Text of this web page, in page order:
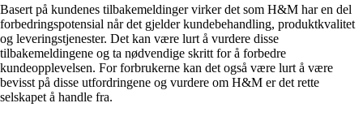
Basert på kundenes tilbakemeldinger virker det som H&M har en del
forbedringspotensial når det gjelder kundebehandling, produktkvalitet
og leveringstjenester. Det kan være lurt å vurdere disse
tilbakemeldingene og ta nødvendige skritt for å forbedre
kundeopplevelsen. For forbrukerne kan det også være lurt å være
bevisst på disse utfordringene og vurdere om H&M er det rette
selskapet å handle fra.